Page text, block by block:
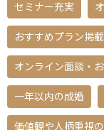
セミナー充実
おすすめプラン掲
オンライン面談・
一年以内の成婚
価値観や人柄重視